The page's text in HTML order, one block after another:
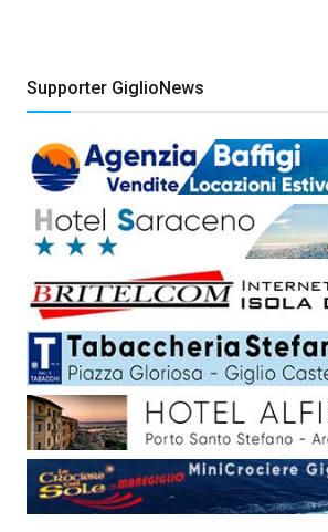
Supporter GiglioNews